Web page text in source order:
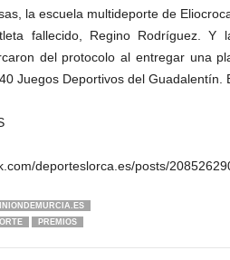
la escuela multideporte de
fallecido, Regino Rodríguez. Y
del protocolo al entregar una
Juegos Deportivos del Guadalentín.
deporteslorca.es/posts/
PREMIOS